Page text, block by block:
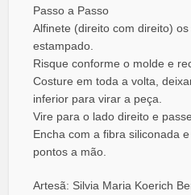
Passo a Passo
Alfinete (direito com direito)
estampado.
Risque conforme o molde e
Costure em toda a volta,
inferior para virar a peça.
Vire para o lado direito e
Encha com a fibra siliconada
pontos a mão.
Artesã: Silvia Maria Koerich